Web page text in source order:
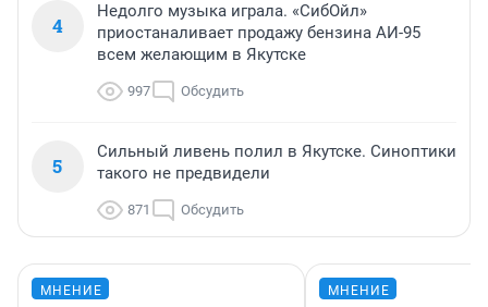
4
Недолго музыка играла. «СибОйл»
приостаналивает продажу бензина АИ-95
всем желающим в Якутске
997 Обсудить
5
Сильный ливень полил в Якутске. Синоптики
такого не предвидели
871 Обсудить
МНЕНИЕ МНЕНИЕ